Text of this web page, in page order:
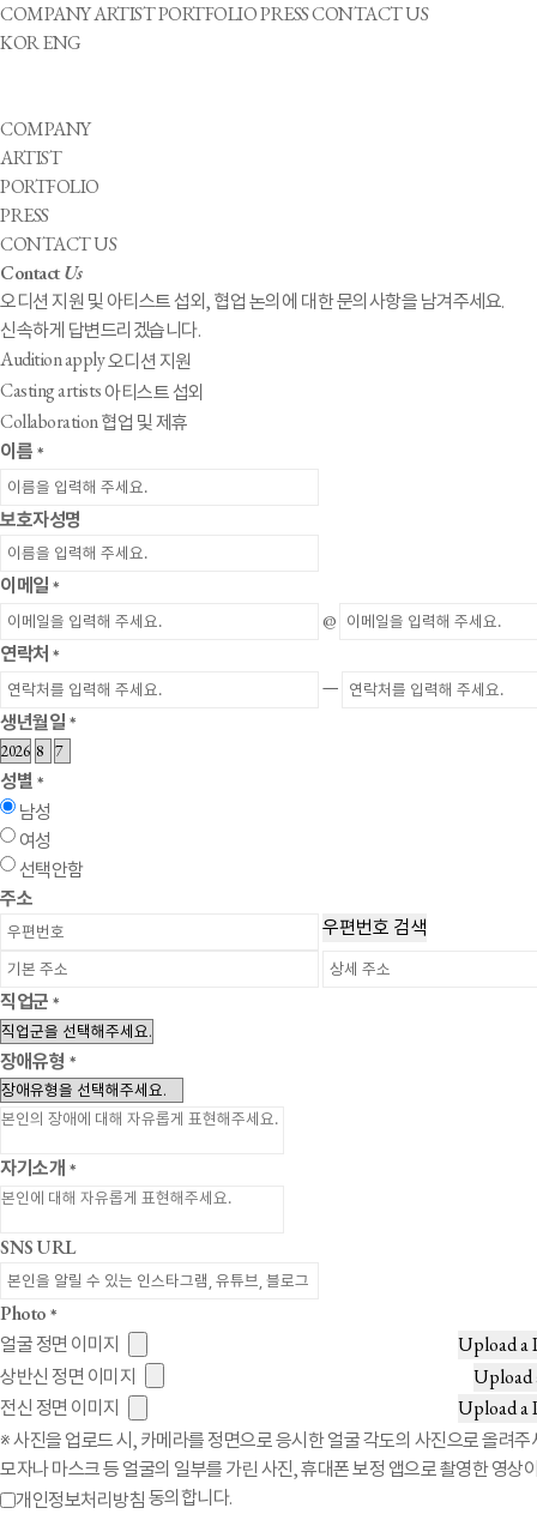
COMPANYARTISTPORTFOLIOPRESSCONTACT US
KORENG
COMPANY
ARTIST
PORTFOLIO
PRESS
CONTACT US
ContactUs
오디션 지원 및 아티스트 섭외, 협업 논의에 대한 문의사항을 남겨주세요.
신속하게 답변드리겠습니다.
Audition apply오디션 지원
Casting artists아티스트 섭외
Collaboration협업 및 제휴
이름*
보호자성명
이메일*
@
연락처*
ㅡ
생년월일*
성별*
남성
여성
선택안함
주소
우편번호 검색
직업군*
장애유형 *
자기소개 *
SNS URL
Photo*
얼굴 정면 이미지
Upload a
상반신 정면 이미지
Upload
전신 정면 이미지
Upload a
※ 사진을 업로드 시, 카메라를 정면으로 응시한 얼굴 각도의 사진으로 올려주
모자나 마스크 등 얼굴의 일부를 가린 사진, 휴대폰 보정 앱으로 촬영한 영상
개인정보처리방침동의합니다.